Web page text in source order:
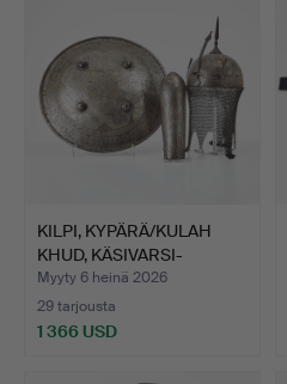
KILPI, KYPÄRÄ/KULAH
KHUD, KÄSIVARSI-
SUOJUS…
Myyty 6 heinä 2026
29 tarjousta
1 366 USD